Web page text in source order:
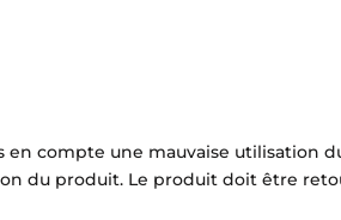
en compte une mauvaise utilisation
du produit. Le produit doit être